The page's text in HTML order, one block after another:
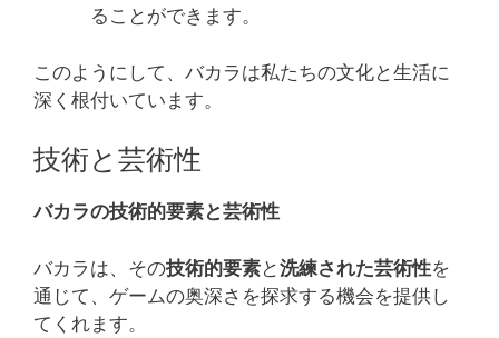
ることができます。
このようにして、バカラは私たちの文化と生活に
深く根付いています。
技術と芸術性
バカラの技術的要素と芸術性
バカラは、その技術的要素と洗練された芸術性を
通じて、ゲームの奥深さを探求する機会を提供し
てくれます。